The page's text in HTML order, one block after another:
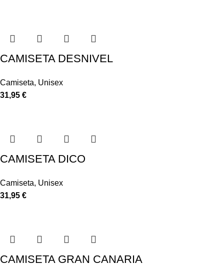
CAMISETA DESNIVEL
Camiseta, Unisex
31,95 €
CAMISETA DICO
Camiseta, Unisex
31,95 €
CAMISETA GRAN CANARIA